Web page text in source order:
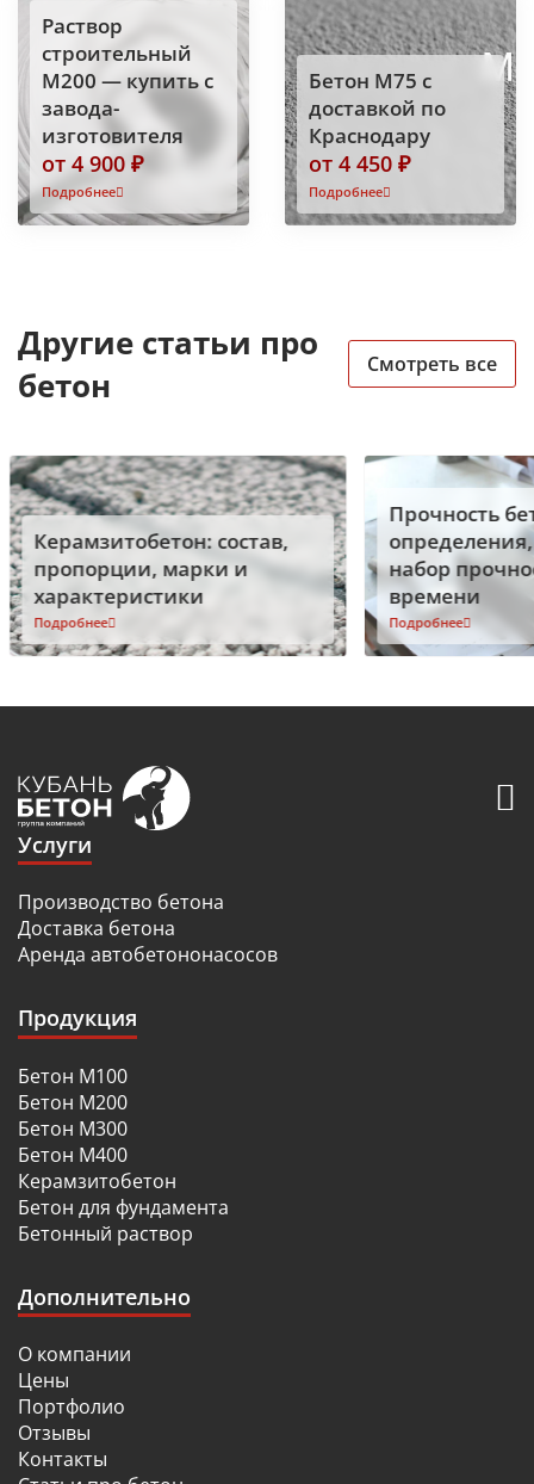
Раствор
строительный
М200 — купить с
завода-
изготовителя
от 4 900 ₽
Подробнее
Бетон М75 с
доставкой по
Краснодару
от 4 450 ₽
Подробнее
Другие статьи про
бетон
Смотреть все
Керамзитобетон: состав,
пропорции, марки и
характеристики
Подробнее
Прочность
набор
времени
Подробнее
Услуги
Производство бетона
Доставка бетона
Аренда автобетононасосов
Продукция
Бетон М100
Бетон М200
Бетон М300
Бетон М400
Керамзитобетон
Бетон для фундамента
Бетонный раствор
Дополнительно
О компании
Цены
Портфолио
Отзывы
Контакты